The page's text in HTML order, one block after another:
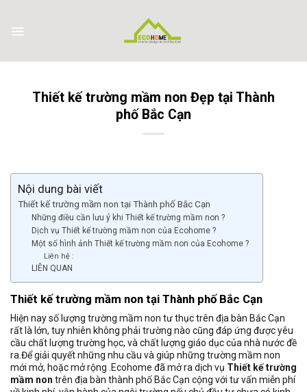
content
Thiết kế trường mầm non Đẹp tại Thành
phố Bắc Cạn
Nội dung bài viết
Thiết kế trường mầm non tại Thành phố Bắc Cạn
Những điều cần lưu ý khi Thiết kế trường mầm non ?
Dịch vụ Thiết kế trường mầm non của Ecohome ?
Một số hình ảnh Thiết kế trường mầm non của Ecohome ?
Liên hệ :
LIÊN QUAN
Thiết kế trường mầm non tại Thành phố Bắc Cạn
Hiện nay số lượng trường mầm non tư thục trên địa bàn Bắc Cạn
rất là lớn, tuy nhiên không phải trường nào cũng đáp ứng được yêu
cầu chất lượng trường học, và chất lượng giáo dục của nhà nước đề
ra.Để giải quyết những nhu cầu và giúp những trường mầm non
mới mở, hoặc mở rộng .Ecohome đã mở ra dịch vụ Thiết kế trường
mầm non trên địa bàn thành phố Bắc Cạn cộng với tư vấn miễn phí